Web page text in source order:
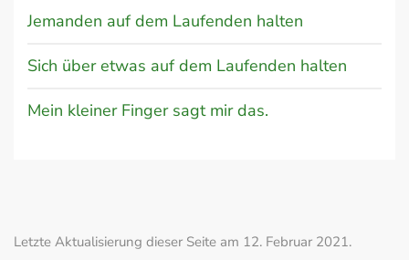
Jemanden auf dem Laufenden halten
Sich über etwas auf dem Laufenden halten
Mein kleiner Finger sagt mir das.
Letzte Aktualisierung dieser Seite am 12. Februar 2021.